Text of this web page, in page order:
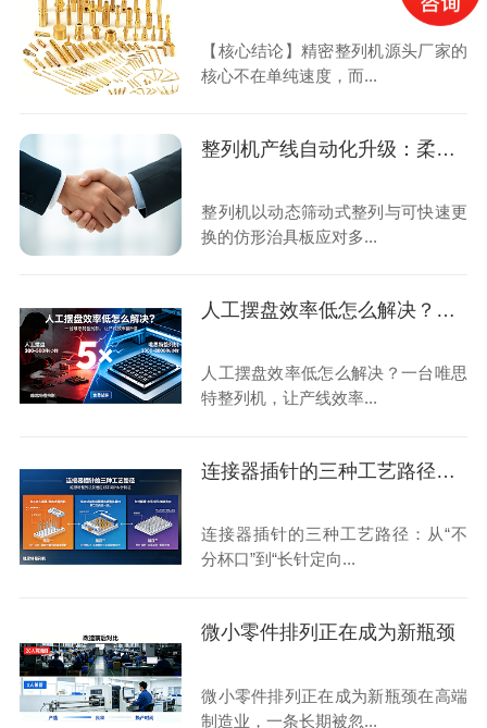
【核心结论】精密整列机源头厂家的
核心不在单纯速度，而...
整列机产线自动化升级：柔性换产与OEE效率优化实践指南
整列机以动态筛动式整列与可快速更
换的仿形治具板应对多...
人工摆盘效率低怎么解决？一台唯思特整列机，让产线效率翻5倍
人工摆盘效率低怎么解决？一台唯思
特整列机，让产线效率...
连接器插针的三种工艺路径：从“不分杯口”到“长针定向”，唯思特整列机如何灵活应对？
连接器插针的三种工艺路径：从“不
分杯口”到“长针定向...
微小零件排列正在成为新瓶颈
微小零件排列正在成为新瓶颈在高端
制造业，一条长期被忽...